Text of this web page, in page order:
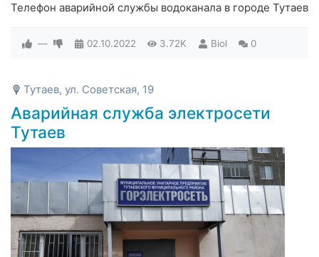
Телефон аварийной службы водоканала в городе Тутаев
— 02.10.2022 3.72K Biol 0
Тутаев, ул. Советская, 19
Аварийная служба электросети
Тутаев